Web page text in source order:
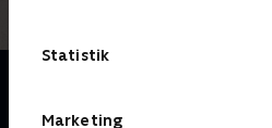
Statistik
Marketing
Kristian er i midt tyverne, og